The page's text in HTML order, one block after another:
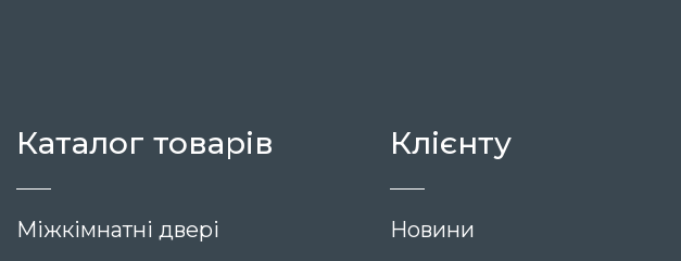
Каталог товарів
Міжкімнатні двері
Клієнту
Новини